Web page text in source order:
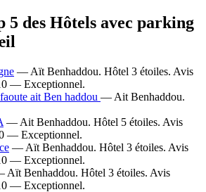
5 des Hôtels avec parking
— Aït Benhaddou. Hôtel 3 étoiles. Avis
— Exceptionnel.
ait Ben haddou — Ait Benhaddou.
— Ait Benhaddou. Hôtel 5 étoiles. Avis
— Exceptionnel.
— Aït Benhaddou. Hôtel 3 étoiles. Avis
— Exceptionnel.
Aït Benhaddou. Hôtel 3 étoiles. Avis
— Exceptionnel.